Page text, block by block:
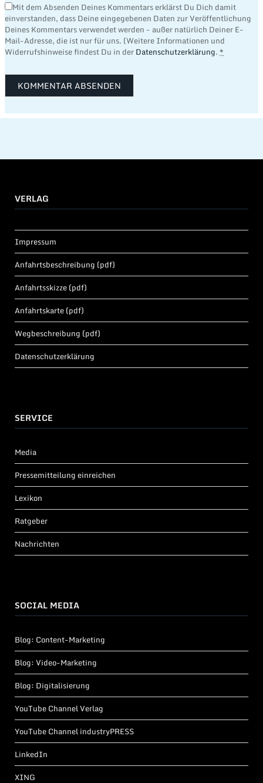
Mit dem Absenden Deines Kommentars erklärst Du Dich damit
einverstanden, dass Deine eingegebenen Daten zur Veröffentlichung
Deines Kommentars verwendet werden - außer natürlich Deiner E-
Mail-Adresse, die ist nur für uns. (Weitere Informationen und
Widerrufshinweise findest Du in derDatenschutzerklärung.*
VERLAG
Impressum
Anfahrtsbeschreibung (pdf)
Anfahrtsskizze (pdf)
Anfahrtskarte (pdf)
Wegbeschreibung (pdf)
Datenschutzerklärung
SERVICE
Media
Pressemitteilung einreichen
Lexikon
Ratgeber
Nachrichten
SOCIAL MEDIA
Blog: Content-Marketing
Blog: Video-Marketing
Blog: Digitalisierung
YouTube Channel Verlag
YouTube Channel industryPRESS
LinkedIn
XING